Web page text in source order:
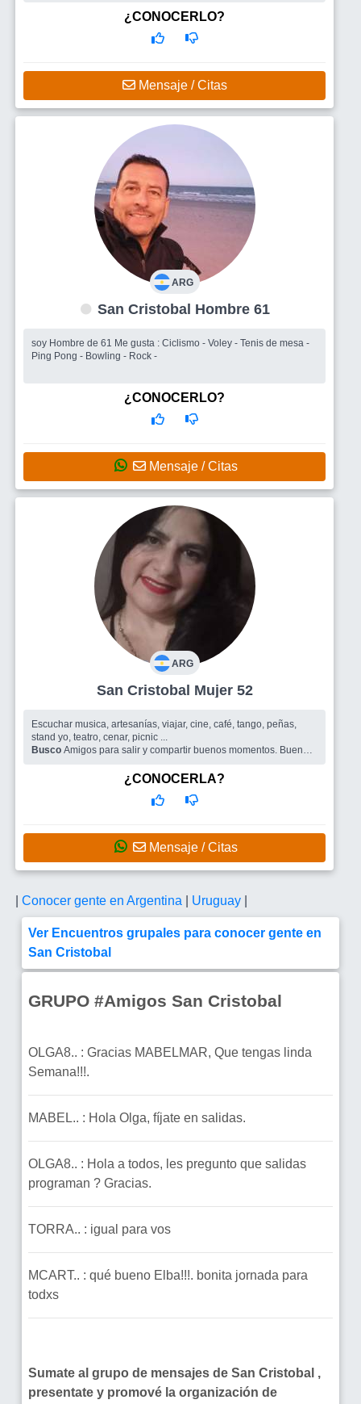
Estoy buscando una mujer madura, adulta, que sepa bien
lo que quiere y lo que busca. Que tenga su pasado resuelto y
que su vida no gire exclusivamente en sus hijos y/o nietos. En
¿CONOCERLO?
Mensaje / Citas
ARG
San Cristobal Hombre 61
soy Hombre de 61 Me gusta : Ciclismo - Voley - Tenis de mesa -
Ping Pong - Bowling - Rock -
¿CONOCERLO?
Mensaje / Citas
ARG
San Cristobal Mujer 52
Escuchar musica, artesanías, viajar, cine, café, tango, peñas,
stand yo, teatro, cenar, picnic ...
Busco Amigos para salir y compartir buenos momentos. Buena
¿CONOCERLA?
Mensaje / Citas
Conocer gente en Argentina Uruguay
Ver Encuentros grupales para conocer gente en
San Cristobal
GRUPO #Amigos San Cristobal
OLGA8.. : Gracias MABELMAR, Que tengas linda
Semana!!!.
MABEL.. : Hola Olga, fíjate en salidas.
OLGA8.. : Hola a todos, les pregunto que salidas
programan ? Gracias.
TORRA.. : igual para vos
MCART.. : qué bueno Elba!!!. bonita jornada para
todxs
Sumate al grupo de mensajes de San Cristobal ,
presentate y promové la organización de